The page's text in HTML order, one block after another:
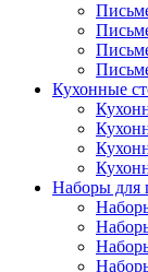
Кухонные
Наборы для